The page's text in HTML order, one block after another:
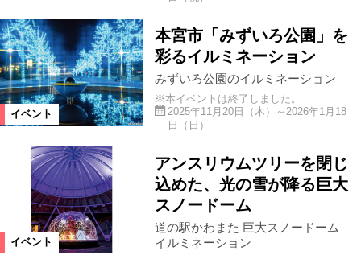
イベント
本宮市「みずいろ公園」を
彩るイルミネーション
みずいろ公園のイルミネーション
※本イベントは終了しました。
2025年11月20日（木）～2026年1月18
日（日）
イベント
アンスリウムツリーを閉じ
込めた、光の雪が降る巨大
スノードーム
道の駅かわまた 巨大スノードーム
イルミネーション